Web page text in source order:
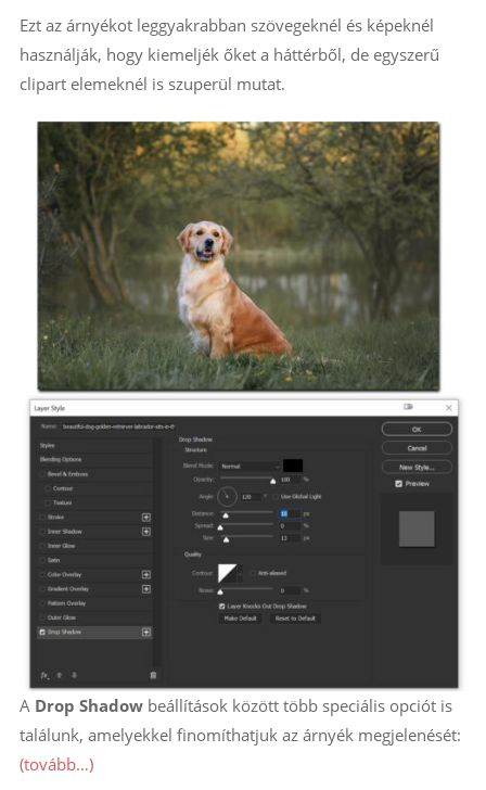
Ezt az árnyékot leggyakrabban szövegeknél és képeknél
használják, hogy kiemeljék őket a háttérből, de egyszerű
clipart elemeknél is szuperül mutat.
A Drop Shadowbeállítások között több speciális opciót is
találunk, amelyekkel finomíthatjuk az árnyék megjelenését:
(tovább…)